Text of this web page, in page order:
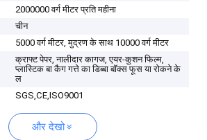
2000000 वर्ग मीटर प्रति महीना
चीन
5000 वर्ग मीटर, मुद्रण के साथ 10000 वर्ग मीटर
क्राफ्ट पेपर, नालीदार कागज, एयर-कुशन फिल्म,
प्लास्टिक बा कैग गत्ते का डिब्बा बॉक्स फूस या रोकने के
ल
SGS,CE,ISO9001
और देखो